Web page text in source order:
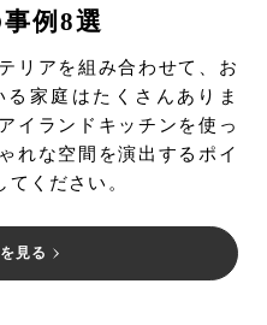
例8選
リアを組み合わせて、お
家庭はたくさんありま
イランドキッチンを使っ
れな空間を演出するポイ
ください。
見る